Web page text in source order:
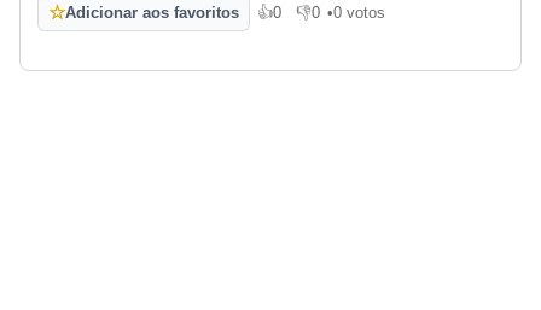
☆Adicionar aos favoritos 👍0
Gosto 👎0
Não gosto
•0 votos